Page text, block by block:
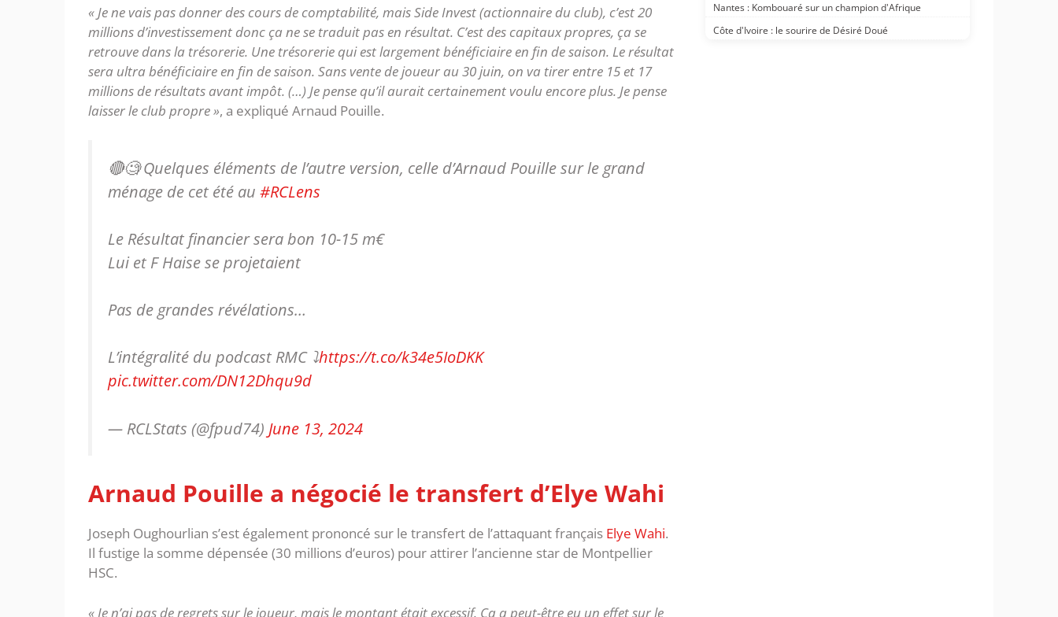
« Je ne vais pas donner des cours de comptabilité, mais Side Invest (actionnaire du club), c’est 20
millions d’investissement donc ça ne se traduit pas en résultat. C’est des capitaux propres, ça se
retrouve dans la trésorerie. Une trésorerie qui est largement bénéficiaire en fin de saison. Le résultat
sera ultra bénéficiaire en fin de saison. Sans vente de joueur au 30 juin, on va tirer entre 15 et 17
millions de résultats avant impôt. (…) Je pense qu’il aurait certainement voulu encore plus. Je pense
laisser le club propre », a expliqué Arnaud Pouille.
🔴🧐 Quelques éléments de l’autre version, celle d’Arnaud Pouille sur le grand
ménage de cet été au #RCLens
Le Résultat financier sera bon 10-15 m€
Lui et F Haise se projetaient
Pas de grandes révélations…
L’intégralité du podcast RMC ⤵️https://t.co/k34e5IoDKK
pic.twitter.com/DN12Dhqu9d
— RCLStats (@fpud74) June 13, 2024
Arnaud Pouille a négocié le transfert d’Elye Wahi
Joseph Oughourlian s’est également prononcé sur le transfert de l’attaquant français Elye Wahi.
Il fustige la somme dépensée (30 millions d’euros) pour attirer l’ancienne star de Montpellier
HSC.
« Je n’ai pas de regrets sur le joueur, mais le montant était excessif. Ça a peut-être eu un effet sur le
Nantes : Kombouaré sur un champion d'Afrique
Côte d'Ivoire : le sourire de Désiré Doué